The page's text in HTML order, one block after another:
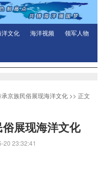
洋文化 海洋视频 领军人物
京族民俗展现海洋文化 >> 正文
展现海洋文化
23:32:41